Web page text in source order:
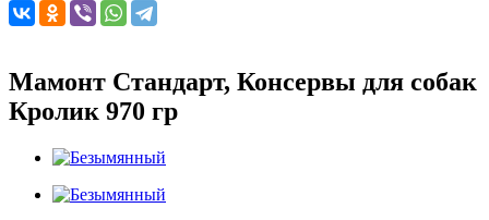
Мамонт Стандарт, Консервы для собак
Кролик 970 гр